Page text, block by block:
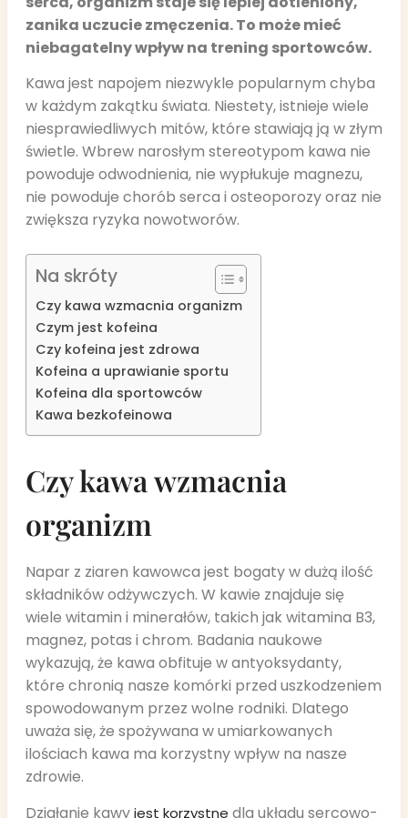
zanika uczucie zmęczenia. To może mieć
niebagatelny wpływ na trening sportowców.
Kawa jest napojem niezwykle popularnym chyba
w każdym zakątku świata. Niestety, istnieje wiele
niesprawiedliwych mitów, które stawiają ją w złym
świetle. Wbrew narosłym stereotypom kawa nie
powoduje odwodnienia, nie wypłukuje magnezu,
nie powoduje chorób serca i osteoporozy oraz nie
zwiększa ryzyka nowotworów.
Na skróty
Czy kawa wzmacnia organizm
Czym jest kofeina
Czy kofeina jest zdrowa
Kofeina a uprawianie sportu
Kofeina dla sportowców
Kawa bezkofeinowa
Czy kawa wzmacnia
organizm
Napar z ziaren kawowca jest bogaty w dużą ilość
składników odżywczych. W kawie znajduje się
wiele witamin i minerałów, takich jak witamina B3,
magnez, potas i chrom. Badania naukowe
wykazują, że kawa obfituje w antyoksydanty,
które chronią nasze komórki przed uszkodzeniem
spowodowanym przez wolne rodniki. Dlatego
uważa się, że spożywana w umiarkowanych
ilościach kawa ma korzystny wpływ na nasze
zdrowie.
Działanie kawyjest korzystne dla układu sercowo-